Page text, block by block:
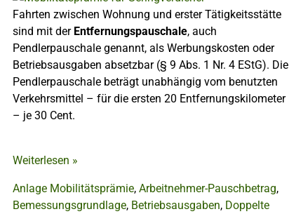
Fahrten zwischen Wohnung und erster Tätigkeitsstätte
sind mit der Entfernungspauschale, auch
Pendlerpauschale genannt, als Werbungskosten oder
Betriebsausgaben absetzbar (§ 9 Abs. 1 Nr. 4 EStG). Die
Pendlerpauschale beträgt unabhängig vom benutzten
Verkehrsmittel – für die ersten 20 Entfernungskilometer
– je 30 Cent.
Weiterlesen »
Anlage Mobilitätsprämie, Arbeitnehmer-Pauschbetrag,
Bemessungsgrundlage, Betriebsausgaben, Doppelte